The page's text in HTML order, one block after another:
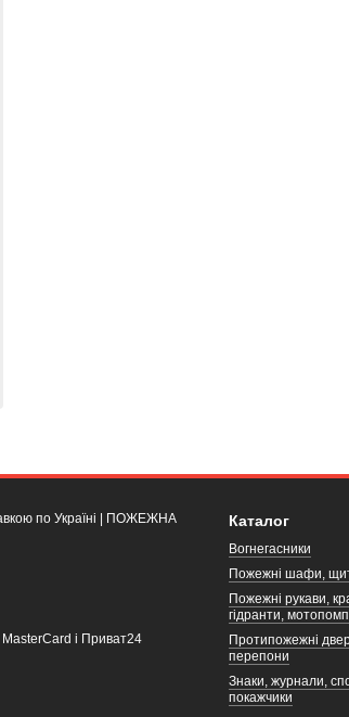
Каталог
Вогнегасники
Пожежні шафи,
Пожежні рукави,
гідранти,
Протипожежні
перепони
Знаки, журнали,
покажчики